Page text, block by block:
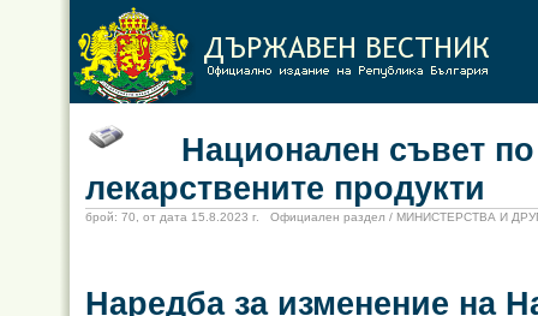
Национален съвет по
лекарствените продукти
брой: 70, от дата 15.8.2023 г. Официален раздел / МИНИСТЕРСТВА И
Наредба за изменение на